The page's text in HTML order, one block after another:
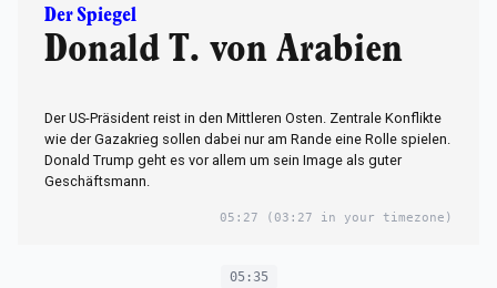
Der Spiegel
Donald T. von Arabien
Der US-Präsident reist in den Mittleren Osten. Zentrale Konflikte
wie der Gazakrieg sollen dabei nur am Rande eine Rolle spielen.
Donald Trump geht es vor allem um sein Image als guter
Geschäftsmann.
05:27 (03:27 in your timezone)
05:35